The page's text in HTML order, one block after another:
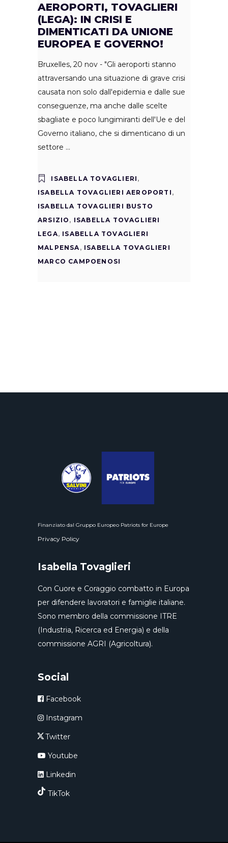
AEROPORTI, TOVAGLIERI
(LEGA): IN CRISI E
DIMENTICATI DA UNIONE
EUROPEA E GOVERNO!
Bruxelles, 20 nov - "Gli aeroporti stanno
attraversando una situazione di grave crisi
causata non solo dall'epidemia e dalle sue
conseguenze, ma anche dalle scelte
sbagliate e poco lungimiranti dell'Ue e del
Governo italiano, che si dimenticano di un
settore
ISABELLA TOVAGLIERI ,
ISABELLA TOVAGLIERI AEROPORTI ,
ISABELLA TOVAGLIERI BUSTO
ARSIZIO , ISABELLA TOVAGLIERI
LEGA, ISABELLA TOVAGLIERI
MALPENSA , ISABELLA TOVAGLIERI
MARCO CAMPOENOSI
Finanziato dal Gruppo Europeo Patriots for Europe
Privacy Policy
Isabella Tovaglieri
Con Cuore e Coraggio combatto in Europa
per difendere lavoratori e famiglie italiane.
Sono membro della commissione ITRE
(Industria, Ricerca ed Energia) e della
commissione AGRI (Agricoltura).
Social
Facebook
Instagram
Twitter
Youtube
Linkedin
TikTok